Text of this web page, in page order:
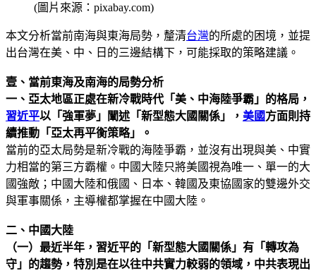
(圖片來源：pixabay.com)
本文分析當前南海與東海局勢，釐清台灣的所處的困境，並提
出台灣在美、中、日的三邊結構下，可能採取的策略建議。
壹、當前東海及南海的局勢分析
一、亞太地區正處在新冷戰時代「美、中海陸爭霸」的格局，
習近平以「強軍夢」闡述「新型態大國關係」， 美國方面則持
續推動「亞太再平衡策略」。
當前的亞太局勢是新冷戰的海陸爭霸，並沒有出現與美、中實
力相當的第三方霸權。中國大陸只將美國視為唯一、單一的大
國強敵；中國大陸和俄國、日本、韓國及東協國家的雙邊外交
與軍事關係，主導權都掌握在中國大陸。
二、中國大陸
（一）最近半年，習近平的「新型態大國關係」有「轉攻為
守」的趨勢，特別是在以往中共實力較弱的領域，中共表現出